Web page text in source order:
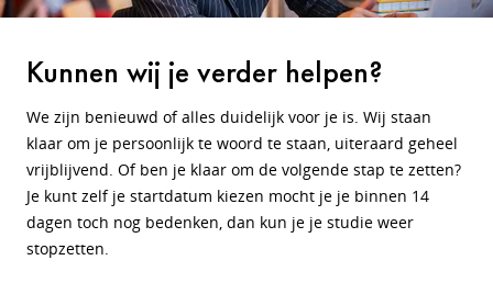
Kunnen wij je verder helpen?
We zijn benieuwd of alles duidelijk voor je is. Wij staan
klaar om je persoonlijk te woord te staan, uiteraard geheel
vrijblijvend. Of ben je klaar om de volgende stap te zetten?
Je kunt zelf je startdatum kiezen mocht je je binnen 14
dagen toch nog bedenken, dan kun je je studie weer
stopzetten.